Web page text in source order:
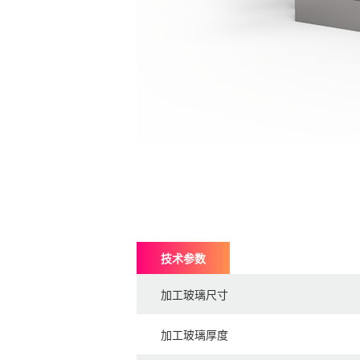
技术参数
加工玻璃尺寸
加工玻璃厚度